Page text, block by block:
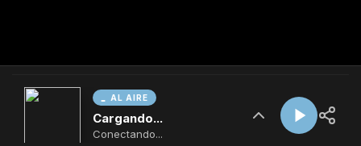
AL AIRE
Cargando...
Conectando...